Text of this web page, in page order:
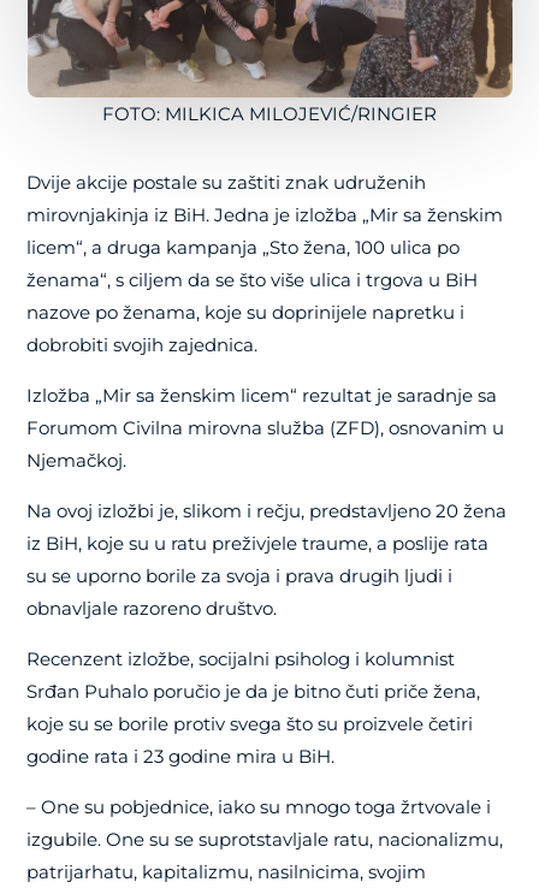
FOTO: MILKICA MILOJEVIĆ/RINGIER
Dvije akcije postale su zaštiti znak udruženih
mirovnjakinja iz BiH. Jedna je izložba „Mir sa ženskim
licem“, a druga kampanja „Sto žena, 100 ulica po
ženama“, s ciljem da se što više ulica i trgova u BiH
nazove po ženama, koje su doprinijele napretku i
dobrobiti svojih zajednica.
Izložba „Mir sa ženskim licem“ rezultat je saradnje sa
Forumom Civilna mirovna služba (ZFD), osnovanim u
Njemačkoj.
Na ovoj izložbi je, slikom i rečju, predstavljeno 20 žena
iz BiH, koje su u ratu preživjele traume, a poslije rata
su se uporno borile za svoja i prava drugih ljudi i
obnavljale razoreno društvo.
Recenzent izložbe, socijalni psiholog i kolumnist
Srđan Puhalo poručio je da je bitno čuti priče žena,
koje su se borile protiv svega što su proizvele četiri
godine rata i 23 godine mira u BiH.
– One su pobjednice, iako su mnogo toga žrtvovale i
izgubile. One su se suprotstavljale ratu, nacionalizmu,
patrijarhatu, kapitalizmu, nasilnicima, svojim